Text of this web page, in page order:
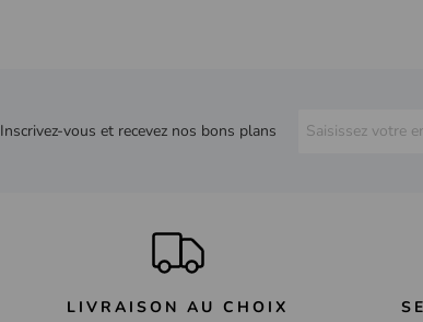
Inscrivez-vous et recevez nos bons plans
LIVRAISON AU CHOIX